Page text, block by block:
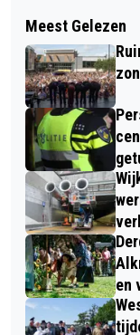
1.000
HEUVELS
NN
SPORT-Z
VOOR
BEPERKING
Meest Gelezen
en